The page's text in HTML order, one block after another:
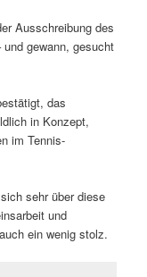
Ausschreibung des
gewann, gesucht
das
in Konzept,
im Tennis-
sehr über diese
und
ein wenig stolz.